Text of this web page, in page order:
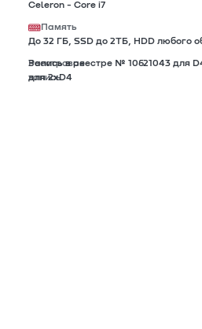
Celeron - Core i7
Память
До 32 ГБ, SSD до 2TБ, HDD любого
Реестровая
запись
Запись в реестре № 10621043 для
для 2xD4